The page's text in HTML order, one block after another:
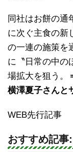
同社はお餅の通
に次ぐ主食の新
の一連の施策を
に〝日常の中の
場拡大を狙う。
横澤夏子さんと
WEB先行記事
おすすめ記事: